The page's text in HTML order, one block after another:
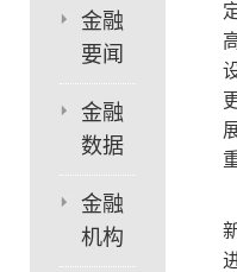
金融
要闻
金融
数据
金融
机构